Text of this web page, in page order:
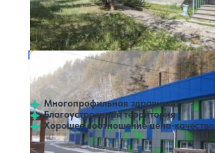
Профилей лечения:9
Пансионат Нилова-Пустынь
4.726 отзывов
Ниловка
Многопрофильная здравница
Благоустроенная территория
Хорошее соотношение цена-качество
Нет цен или свободных мест на
Выбрать другой